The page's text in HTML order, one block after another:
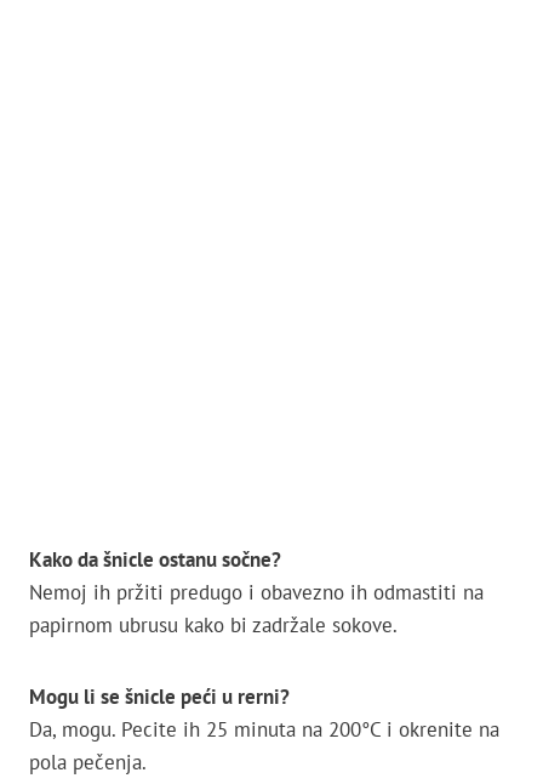
Kako da šnicle ostanu sočne?
Nemoj ih pržiti predugo i obavezno ih odmastiti na
papirnom ubrusu kako bi zadržale sokove.
Mogu li se šnicle peći u rerni?
Da, mogu. Pecite ih 25 minuta na 200°C i okrenite na
pola pečenja.